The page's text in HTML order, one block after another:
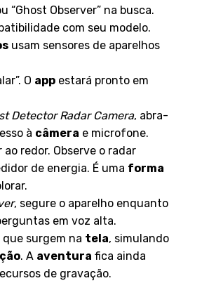
“Ghost Observer” na busca.
com seu modelo.
usam sensores de aparelhos
O app estará pronto em
Detector Radar Camera, abra-
à câmera e microfone.
redor. Observe o radar
de energia. É uma forma
, segure o aparelho enquanto
em voz alta.
que surgem na tela, simulando
. A aventura fica ainda
de gravação.